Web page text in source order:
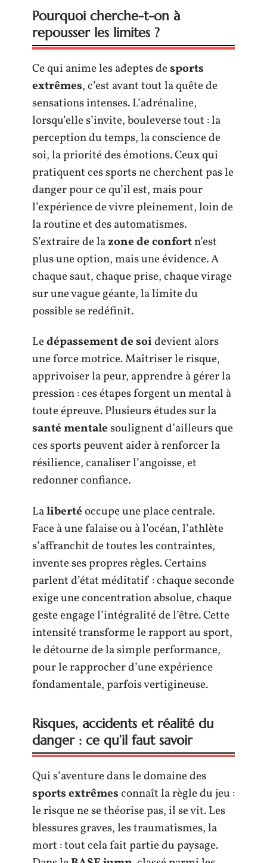
Pourquoi cherche-t-on à
repousser les limites ?
Ce qui anime les adeptes desports
extrêmes, c’est avant tout la quête de
sensations intenses. L’adrénaline,
lorsqu’elle s’invite, bouleverse tout : la
perception du temps, la conscience de
soi, la priorité des émotions. Ceux qui
pratiquent ces sports ne cherchent pas le
danger pour ce qu’il est, mais pour
l’expérience de vivre pleinement, loin de
la routine et des automatismes.
S’extraire de lazone de confortn’est
plus une option, mais une évidence. A
chaque saut, chaque prise, chaque virage
sur une vague géante, la limite du
possible se redéfinit.
Ledépassement de soidevient alors
une force motrice. Maîtriser le risque,
apprivoiser la peur, apprendre à gérer la
pression : ces étapes forgent un mental à
toute épreuve. Plusieurs études sur la
santé mentalesoulignent d’ailleurs que
ces sports peuvent aider à renforcer la
résilience, canaliser l’angoisse, et
redonner confiance.
Lalibertéoccupe une place centrale.
Face à une falaise ou à l’océan, l’athlète
s’affranchit de toutes les contraintes,
invente ses propres règles. Certains
parlent d’état méditatif : chaque seconde
exige une concentration absolue, chaque
geste engage l’intégralité de l’être. Cette
intensité transforme le rapport au sport,
le détourne de la simple performance,
pour le rapprocher d’une expérience
fondamentale, parfois vertigineuse.
Risques, accidents et réalité du
danger : ce qu’il faut savoir
Qui s’aventure dans le domaine des
sports extrêmesconnaît la règle du jeu :
le risque ne se théorise pas, il se vit. Les
blessures graves, les traumatismes, la
mort : tout cela fait partie du paysage.